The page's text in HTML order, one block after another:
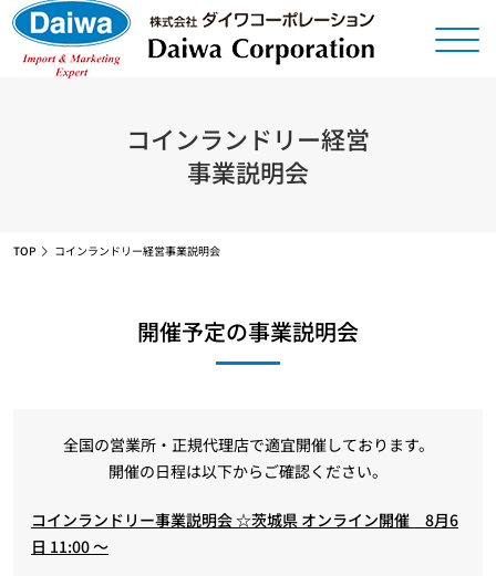
コインランドリー経営
事業説明会
TOP コインランドリー経営事業説明会
開催予定の事業説明会
全国の営業所・正規代理店で適宜開催しております。
開催の日程は以下からご確認ください。
コインランドリー事業説明会 ☆茨城県 オンライン開催 8月6
日 11:00 ～